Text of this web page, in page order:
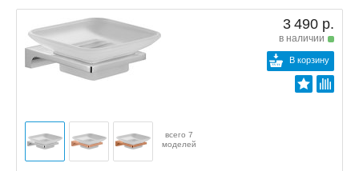
3 490 р.
в наличии
В корзину
всего 7
моделей